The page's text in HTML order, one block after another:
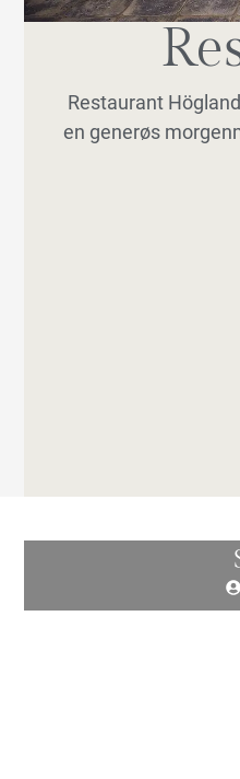
Restaurant
en generøs